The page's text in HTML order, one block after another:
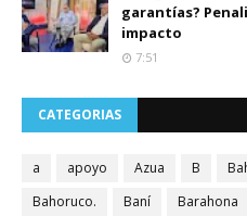
garantías?
impacto
7:51
CATEGORIAS
a apoyo Azua B
Bahoruco.
Baní Barahona